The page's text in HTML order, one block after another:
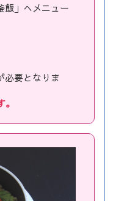
飯」へメニュー
要となりま